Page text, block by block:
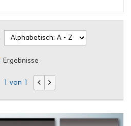
Ergebnisse
1 von 1